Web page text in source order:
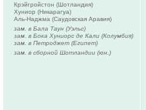
Крэйгройстон (Шотландия)
Хуниор (Никарагуа)
Аль-Наджма (Саудовская Аравия)
зам. в Бала Таун (Уэльс)
зам. в Бока Хуниорс де Кали (Колумбия)
зам. в Петроджет (Египет)
зам. в сборной Шотландии (юн.)